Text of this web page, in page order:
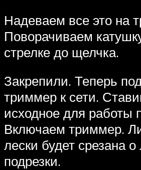
Надеваем все это на
Поворачиваем
стрелке до щелчка.
Закрепили. Теперь
триммер к сети.
исходное для работы
Включаем триммер.
лески будет срезана о
подрезки.